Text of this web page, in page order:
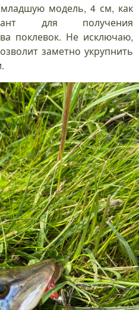
модель, 4 см, как
для получения
поклевок. Не исключаю,
заметно укрупнить